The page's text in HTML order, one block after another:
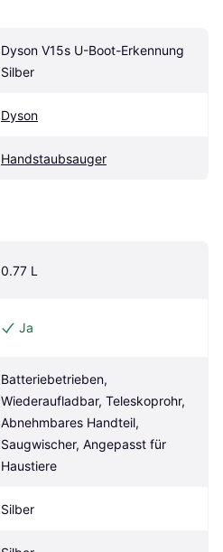
Dyson V15s U-Boot-Erkennung
Silber
Dyson
Handstaubsauger
0.77 L
Ja
Batteriebetrieben,
Wiederaufladbar, Teleskoprohr,
Abnehmbares Handteil,
Saugwischer, Angepasst für
Haustiere
Silber